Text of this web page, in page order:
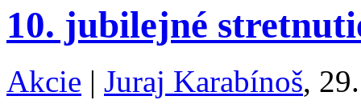
10. jubilejné
Akcie | Juraj Karabínoš,